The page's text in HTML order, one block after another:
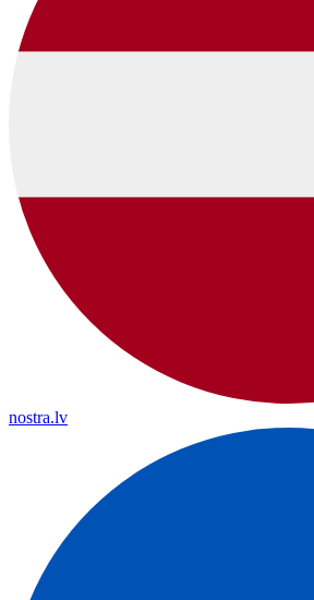
nostra.lv